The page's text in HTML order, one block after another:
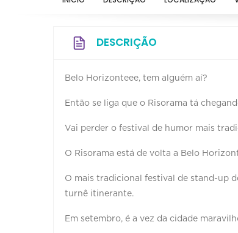
DESCRIÇÃO
Belo Horizonteee, tem alguém aí?
Então se liga que o Risorama tá
Vai perder o festival de humor mais
O Risorama está de volta a Belo
O mais tradicional festival de stand-up
turnê itinerante.
Em setembro, é a vez da cidade